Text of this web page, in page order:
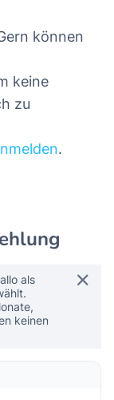
können
keine
zu
.
als
keinen